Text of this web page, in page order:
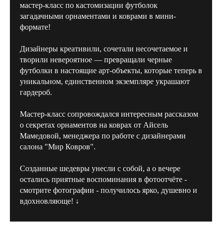
мастер-класс по кастомизации футболок
загадачными орнаментами и коврами в мини-
формате!
Дизайнеры креативили, сочетали несочетаемое и
творили невероятное — превращали черные
футболки в настоящие арт-объекты, которые теперь в
уникальном, единственном экземпляре украшают
гардероб.
Мастер-класс сопровождался интересным рассказом
о секретах орнаментов на коврах от Айсель
Мамедовой, менеджера по работе с дизайнерами
салона "Мир Ковров".
Созданные шедевры унесли с собой, а о вечере
остались приятные воспоминания в фотоотчёте -
смотрите фотографии - получилось ярко, душевно и
вдохновляюще! ↓